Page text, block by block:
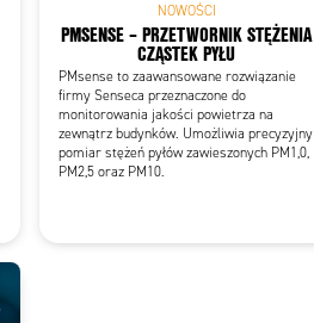
NOWOŚCI
PMSENSE – PRZETWORNIK STĘŻENIA
CZĄSTEK PYŁU
PMsense to zaawansowane rozwiązanie
firmy Senseca przeznaczone do
monitorowania jakości powietrza na
zewnątrz budynków. Umożliwia precyzyjny
pomiar stężeń pyłów zawieszonych PM1,0,
PM2,5 oraz PM10.